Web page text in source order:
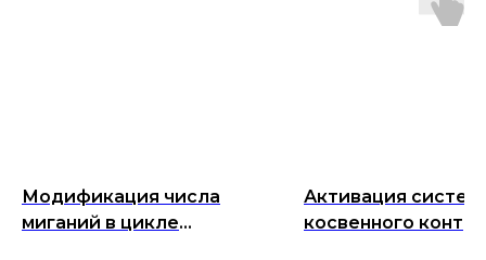
Модификация числа
миганий в цикле
Активация
косвенного